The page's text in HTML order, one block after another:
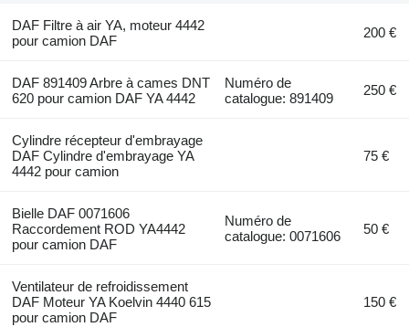
DAF Filtre à air YA, moteur 4442
pour camion DAF
200 €
DAF 891409 Arbre à cames DNT
620 pour camion DAF YA 4442
Numéro de
catalogue: 891409
250 €
Cylindre récepteur d'embrayage
DAF Cylindre d'embrayage YA
4442 pour camion
75 €
Bielle DAF 0071606
Raccordement ROD YA4442
pour camion DAF
Numéro de
catalogue: 0071606
50 €
Ventilateur de refroidissement
DAF Moteur YA Koelvin 4440 615
pour camion DAF
150 €